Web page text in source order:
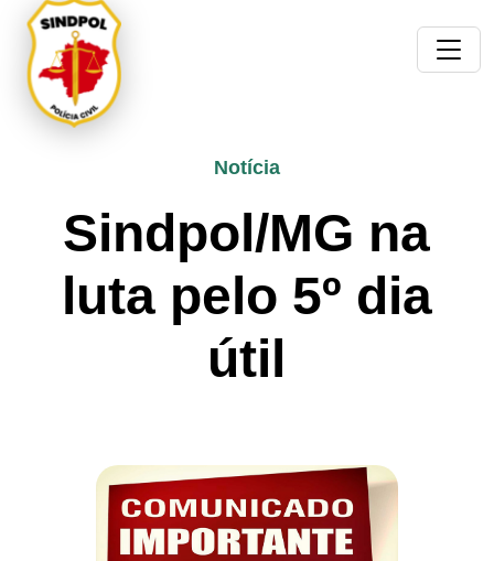
Notícia
Sindpol/MG na
luta pelo 5º dia
útil